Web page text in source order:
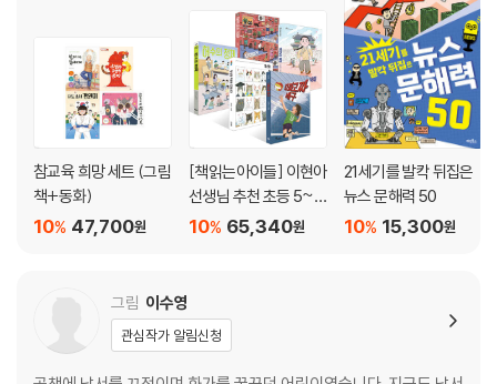
참교육 희망 세트 (그림
책+동화)
47,700원
10%
[책읽는아이들] 이현아
선생님 추천 초등 5~6
학년 세트65,340원
10%
21세기를 발칵 뒤집은
뉴스 문해력 50
15,300원
10%
그림 이수영
관심작가 알림신청